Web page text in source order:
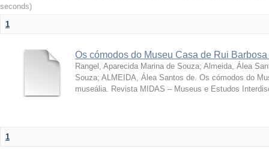
seconds)
1
Os cómodos do Museu Casa de Rui
Rangel, Aparecida Marina de Souza; Almeida, Álea
Souza; ALMEIDA, Álea Santos de. Os cómodos do
museália. Revista MIDAS – Museus e Estudos
1